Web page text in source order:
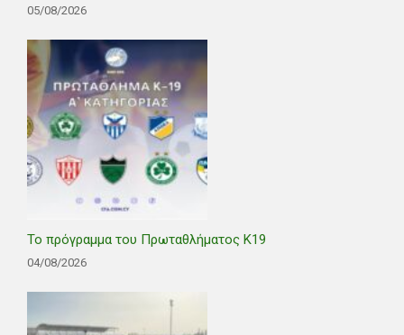
05/08/2026
Το πρόγραμμα του Πρωταθλήματος Κ19
04/08/2026